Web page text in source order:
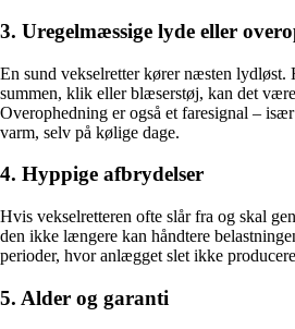
3. Uregelmæssige lyde eller
En sund vekselretter kører næsten lydløst.
summen, klik eller blæserstøj, kan det
Overophedning er også et faresignal –
varm, selv på kølige dage.
4. Hyppige afbrydelser
Hvis vekselretteren ofte slår fra og skal
den ikke længere kan håndtere
perioder, hvor anlægget slet ikke
5. Alder og garanti